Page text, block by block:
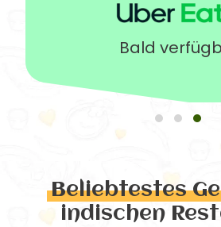
Bald
Beliebtestes
indischen